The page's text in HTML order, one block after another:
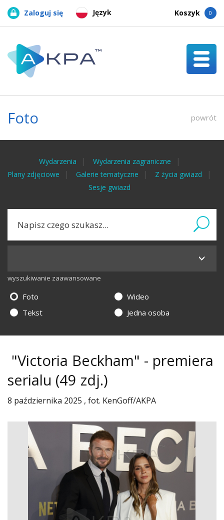
Język
Zaloguj się Koszyk 0
Foto powrót
Wydarzenia
Wydarzenia zagraniczne
Plany zdjęciowe
Galerie tematyczne
Z życia gwiazd
Sesje gwiazd
wyszukiwanie zaawansowane
Foto
Wideo
Tekst
Jedna osoba
"Victoria Beckham" - premiera
serialu (49 zdj.)
8 października 2025 , fot. KenGoff/AKPA